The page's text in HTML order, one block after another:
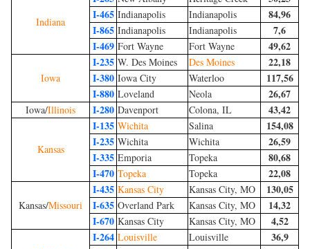
Indiana
I-465 Indianapolis Indianapolis
84,96
I-865 Indianapolis Indianapolis
7,6
I-469 Fort Wayne Fort Wayne 49,62
Iowa
I-235 W. Des Moines Des Moines
22,18
I-380 Iowa City Waterloo
117,56
I-880 Loveland Neola 26,67
Iowa/Illinois I-280 Davenport Colona, IL 43,42
Kansas
I-135 Wichita Salina
154,08
I-235 Wichita Wichita
26,59
I-335 Emporia Topeka
80,68
I-470 Topeka Topeka 22,08
Kansas/Missouri
I-435 Kansas City Kansas City, MO
130,05
I-635 Overland Park Kansas City, MO
14,32
I-670 Kansas City Kansas City, MO 4,52
I-264 Louisville Louisville
36,9